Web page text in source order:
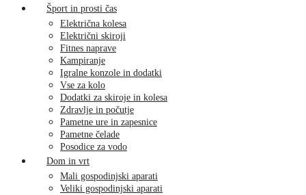
Šport in prosti čas
Električna kolesa
Električni skiroji
Fitnes naprave
Kampiranje
Igralne konzole in dodatki
Vse za kolo
Dodatki za skiroje in kolesa
Zdravlje in počutje
Pametne ure in zapesnice
Pametne čelade
Posodice za vodo
Dom in vrt
Mali gospodinjski aparati
Veliki gospodinjski aparati